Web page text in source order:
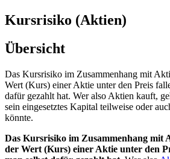
Kursrisiko (Aktien)
Übersicht
Das Kursrisiko im Zusammenhang mit
Wert (Kurs) einer Aktie unter den Preis
dafür gezahlt hat. Wer also Aktien kauft,
sein eingesetztes Kapital teilweise oder
könnte.
Das Kursrisiko im Zusammenhang mit
der Wert (Kurs) einer Aktie unter den